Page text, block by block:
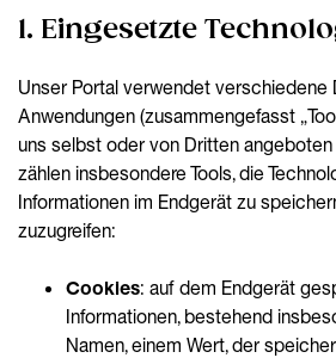
1. Eingesetzte
Unser Portal verwendet verschiedene
Anwendungen (zusammengefasst
uns selbst oder von Dritten
zählen insbesondere Tools, die
Informationen im Endgerät zu
zuzugreifen:
Cookies: auf dem Endgerät
Informationen, bestehend
Namen, einem Wert, der